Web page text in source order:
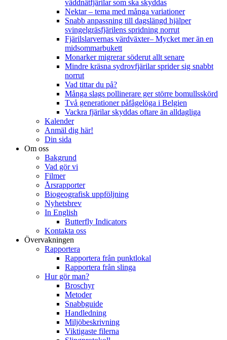
väddnätfjärilar som ska skyddas
Nektar – tema med många variationer
Snabb anpassning till dagslängd hjälper
svingelgräsfjärilens spridning norrut
Fjärilslarvernas värdväxter– Mycket mer än en
midsommarbukett
Monarker migrerar söderut allt senare
Mindre kräsna sydrovfjärilar sprider sig snabbt
norrut
Vad tittar du på?
Många slags pollinerare ger större bomullsskörd
Två generationer påfågelöga i Belgien
Vackra fjärilar skyddas oftare än alldagliga
Kalender
Anmäl dig här!
Din sida
Om oss
Bakgrund
Vad gör vi
Filmer
Årsrapporter
Biogeografisk uppföljning
Nyhetsbrev
In English
Butterfly Indicators
Kontakta oss
Övervakningen
Rapportera
Rapportera från punktlokal
Rapportera från slinga
Hur gör man?
Broschyr
Metoder
Snabbguide
Handledning
Miljöbeskrivning
Viktigaste filerna